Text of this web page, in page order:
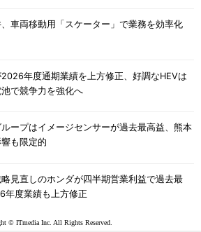
車両移動用「スケーター」で業務を効率化
2026年度通期業績を上方修正、好調なHEVは
で競争力を強化へ
ループはイメージセンサーが過去最高益、熊本
も限定的
見直しのホンダが四半期営業利益で過去最
年度業績も上方修正
© ITmedia Inc. All Rights Reserved.